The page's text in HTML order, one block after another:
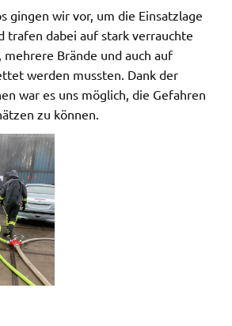
gingen wir vor, um die Einsatzlage
trafen dabei auf stark verrauchte
mehrere Brände und auch auf
werden mussten. Dank der
war es uns möglich, die Gefahren
zu können.